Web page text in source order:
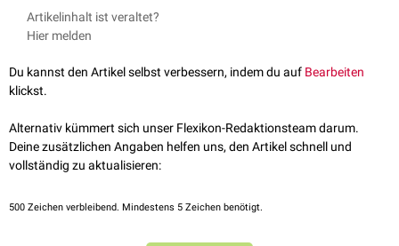
Allosterische Modulatoren führen zu einer
Zielproteins (i.d.R. ein
Agonisten
zeigen allosterische Modulatoren selbst keine Wirkung. Man
unterscheidet zwischen:
eines Agonisten, z.B.Benzodiazepine,Cinacalcet,Brexanolon
negativem allosterischem Modulator (NAM): Abschwächung der
Effekte eines Agonisten, z.B.
allosterischen Bindungsstelle, z.B.
5-MPEP
Artikelinhalt ist veraltet?
Hier melden
Du kannst den Artikel selbst verbessern, indem du auf Bearbeiten
klickst.
Alternativ kümmert sich unser Flexikon-Redaktionsteam darum.
Deine zusätzlichen Angaben helfen uns, den Artikel schnell und
vollständig zu aktualisieren:
500 Zeichen verbleibend. Mindestens 5 Zeichen benötigt.